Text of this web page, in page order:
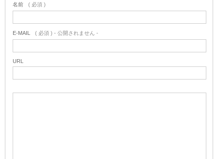
名前 ( 必須 )
E-MAIL ( 必須 ) - 公開されません -
URL